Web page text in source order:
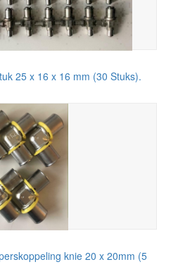
25 x 16 x 16 mm (30 Stuks).
knie 20 x 20mm (5